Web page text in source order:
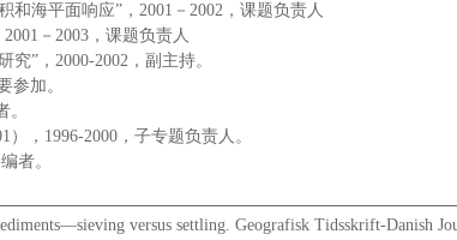
和海平面响应”，2001－2002，课题负责人
－2003，课题负责人
”，2000-2002，副主持。
参加。
，1996-2000，子专题负责人。
者。
versus settling. Geografisk Tidsskrift-Danish